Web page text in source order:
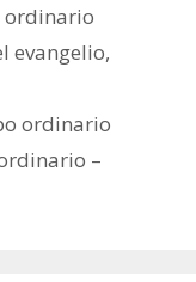
ordinario
evangelio,
ordinario
–